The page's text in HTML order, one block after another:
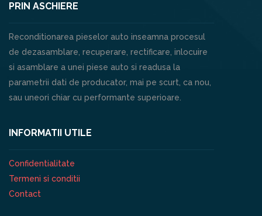
PRIN ASCHIERE
Reconditionarea pieselor auto inseamna procesul
de dezasamblare, recuperare, rectificare, inlocuire
si asamblare a unei piese auto si readusa la
parametrii dati de producator, mai pe scurt, ca nou,
sau uneori chiar cu performante superioare.
INFORMATII UTILE
Confidentialitate
Termeni si conditii
Contact